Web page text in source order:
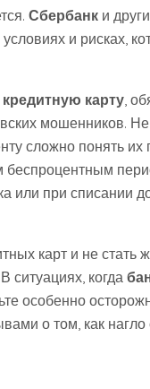
Сбербанк и
и рисках,
кредитную карту,
мошенников.
сложно понять
беспроцентным
или при списании
карт и не стать
ситуациях, когда
особенно
о том, как